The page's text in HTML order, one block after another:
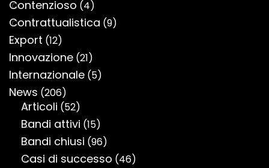
Contenzioso (4)
Contrattualistica (9)
Export (12)
Innovazione (21)
Internazionale (5)
News (206)
Articoli (52)
Bandi attivi (15)
Bandi chiusi (96)
Casi di successo (46)